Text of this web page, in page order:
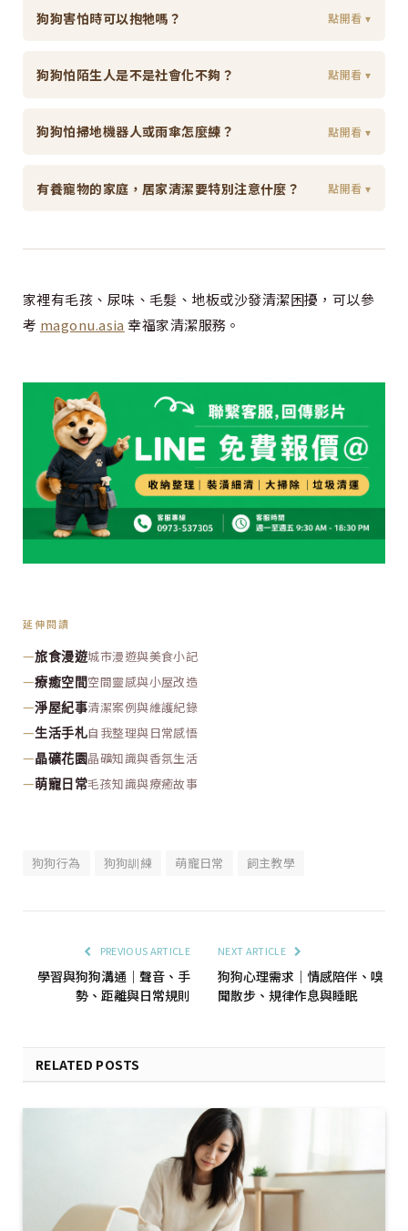
狗狗害怕時可以抱牠嗎？ 點開看 ▾
狗狗怕陌生人是不是社會化不夠？ 點開看 ▾
狗狗怕掃地機器人或雨傘怎麼練？ 點開看 ▾
有養寵物的家庭，居家清潔要特別注意什麼？ 點開看 ▾
家裡有毛孩、尿味、毛髮、地板或沙發清潔困擾，可以參
考 magonu.asia 幸福家清潔服務。
延伸閱讀
—旅食漫遊城市漫遊與美食小記
—療癒空間 空間靈感與小屋改造
—淨屋紀事清潔案例與維護紀錄
—生活手札自我整理與日常感悟
—晶礦花園 晶礦知識與香氛生活
—萌寵日常毛孩知識與療癒故事
狗狗行為 狗狗訓練 萌寵日常 飼主教學
PREVIOUS ARTICLE
學習與狗狗溝通｜聲音、手
勢、距離與日常規則
NEXT ARTICLE
狗狗心理需求｜情感陪伴、嗅
聞散步、規律作息與睡眠
RELATED POSTS